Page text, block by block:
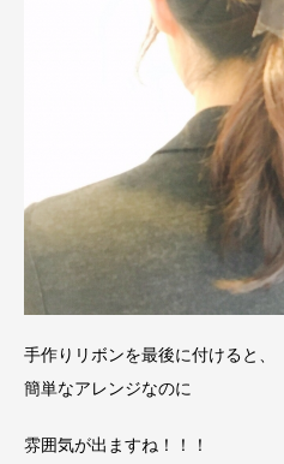
手作りリボンを最後に付けると、
簡単なアレンジなのに
雰囲気が出ますね！！！